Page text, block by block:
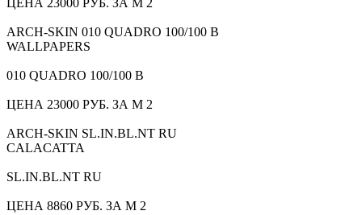
ЦЕНА 23000 РУБ. ЗА М 2
ARCH-SKIN 010 QUADRO 100/100 B
WALLPAPERS
010 QUADRO 100/100 B
ЦЕНА 23000 РУБ. ЗА М 2
ARCH-SKIN SL.IN.BL.NT RU
CALACATTA
SL.IN.BL.NT RU
ЦЕНА 8860 РУБ. ЗА М 2